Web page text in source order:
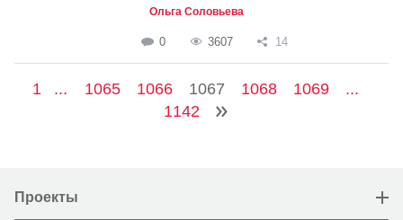
Ольга Соловьева
0 3607 14
1 ... 1065 1066 1067 1068 1069
...
1142
Проекты